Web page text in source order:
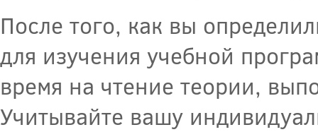
После того, как вы
для изучения учебной
время на чтение теории,
Учитывайте вашу